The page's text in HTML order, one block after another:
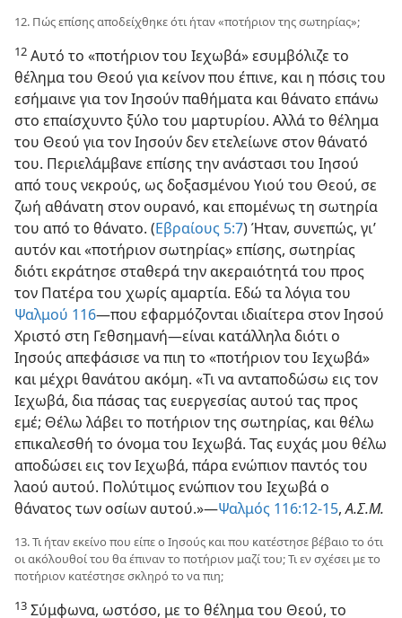
12. Πώς επίσης αποδείχθηκε ότι ήταν «ποτήριον της σωτηρίας»;
12 Αυτό το «ποτήριον του Ιεχωβά» εσυμβόλιζε το
θέλημα του Θεού για κείνον που έπινε, και η πόσις του
εσήμαινε για τον Ιησούν παθήματα και θάνατο επάνω
στο επαίσχυντο ξύλο του μαρτυρίου. Αλλά το θέλημα
του Θεού για τον Ιησούν δεν ετελείωνε στον θάνατό
του. Περιελάμβανε επίσης την ανάστασι του Ιησού
από τους νεκρούς, ως δοξασμένου Υιού του Θεού, σε
ζωή αθάνατη στον ουρανό, και επομένως τη σωτηρία
του από το θάνατο. (Εβραίους 5:7) Ήταν, συνεπώς, γι’
αυτόν και «ποτήριον σωτηρίας» επίσης, σωτηρίας
διότι εκράτησε σταθερά την ακεραιότητά του προς
τον Πατέρα του χωρίς αμαρτία. Εδώ τα λόγια του
Ψαλμού 116—που εφαρμόζονται ιδιαίτερα στον Ιησού
Χριστό στη Γεθσημανή—είναι κατάλληλα διότι ο
Ιησούς απεφάσισε να πιη το «ποτήριον του Ιεχωβά»
και μέχρι θανάτου ακόμη. «Τι να ανταποδώσω εις τον
Ιεχωβά, δια πάσας τας ευεργεσίας αυτού τας προς
εμέ; Θέλω λάβει το ποτήριον της σωτηρίας, και θέλω
επικαλεσθή το όνομα του Ιεχωβά. Τας ευχάς μου θέλω
αποδώσει εις τον Ιεχωβά, πάρα ενώπιον παντός του
λαού αυτού. Πολύτιμος ενώπιον του Ιεχωβά ο
θάνατος των οσίων αυτού.»—Ψαλμός 116:12-15,Α.Σ.Μ.
13. Τι ήταν εκείνο που είπε ο Ιησούς και που κατέστησε βέβαιο το ότι
οι ακόλουθοί του θα έπιναν το ποτήριον μαζί του; Τι εν σχέσει με το
ποτήριον κατέστησε σκληρό το να πιη;
13 Σύμφωνα, ωστόσο, με το θέλημα του Θεού, το